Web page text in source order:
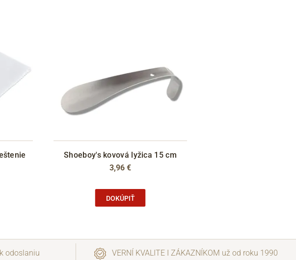
Shoeboy's kovová lyžica 15 cm
3,96 €
DOKÚPIŤ
odoslaniu VERNÍ KVALITE I ZÁKAZNÍKOM už od roku 1990